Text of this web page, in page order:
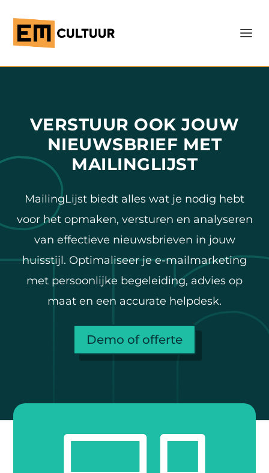
VERSTUUR OOK JOUW
NIEUWSBRIEF MET
MAILINGLIJST
MailingLijst biedt alles wat je nodig hebt
voor het opmaken, versturen en analyseren
van effectieve nieuwsbrieven in jouw
huisstijl. Optimaliseer je e-mailmarketing
met persoonlijke begeleiding, advies op
maat en een accurate helpdesk.
Demo of offerte